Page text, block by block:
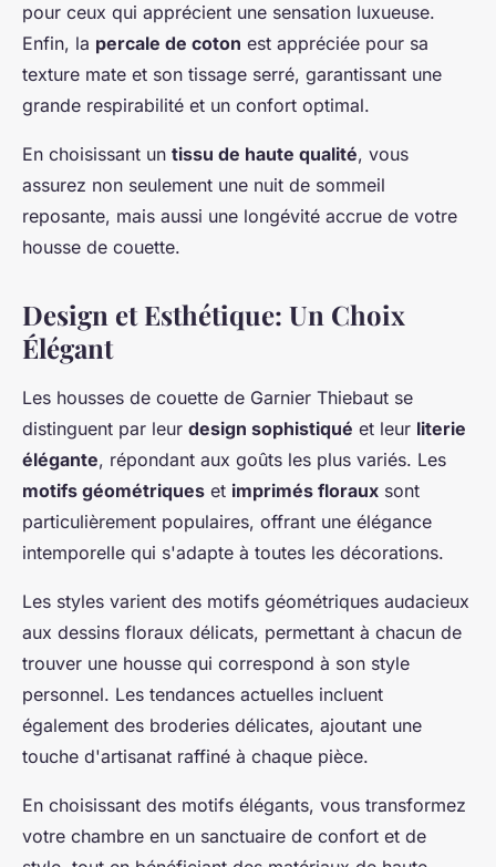
pour ceux qui apprécient une sensation luxueuse.
Enfin, la percale de coton est appréciée pour sa
texture mate et son tissage serré, garantissant une
grande respirabilité et un confort optimal.
En choisissant un tissu de haute qualité, vous
assurez non seulement une nuit de sommeil
reposante, mais aussi une longévité accrue de votre
housse de couette.
Design et Esthétique: Un Choix
Élégant
Les housses de couette de Garnier Thiebaut se
distinguent par leur design sophistiqué et leur literie
élégante, répondant aux goûts les plus variés. Les
motifs géométriques et imprimés floraux sont
particulièrement populaires, offrant une élégance
intemporelle qui s'adapte à toutes les décorations.
Les styles varient des motifs géométriques audacieux
aux dessins floraux délicats, permettant à chacun de
trouver une housse qui correspond à son style
personnel. Les tendances actuelles incluent
également des broderies délicates, ajoutant une
touche d'artisanat raffiné à chaque pièce.
En choisissant des motifs élégants, vous transformez
votre chambre en un sanctuaire de confort et de